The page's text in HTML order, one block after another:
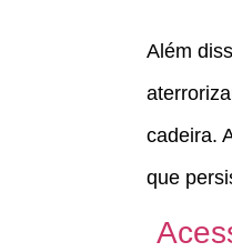
Além
cadeira.
que